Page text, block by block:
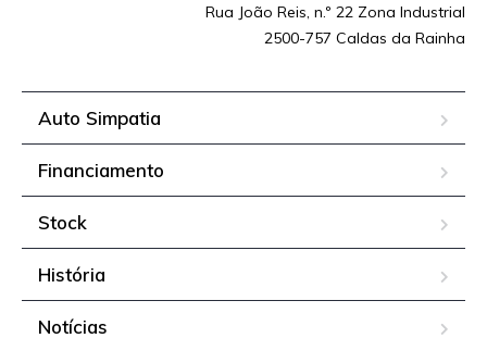
Rua João Reis, n.º 22 Zona Industrial
2500-757 Caldas da Rainha
Auto Simpatia
Financiamento
Stock
História
Notícias